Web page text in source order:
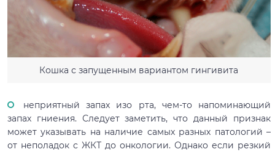
Кошка с запущенным вариантом гингивита
неприятный запах изо рта, чем-то напоминающий
запах гниения. Следует заметить, что данный признак
может указывать на наличие самых разных патологий –
от неполадок с ЖКТ до онкологии. Однако если резкий